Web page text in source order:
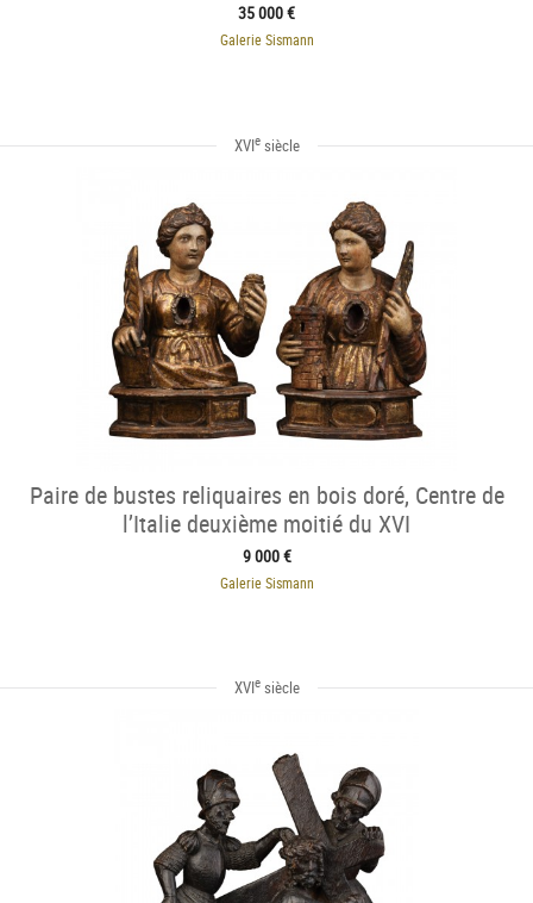
35 000 €
Galerie Sismann
XVIesiècle
Paire de bustes reliquaires en bois doré, Centre de
l’Italie deuxième moitié du XVI
9 000 €
Galerie Sismann
XVIesiècle